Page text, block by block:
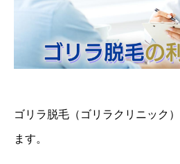
ゴリラ脱毛（ゴリラクリニック
ます。